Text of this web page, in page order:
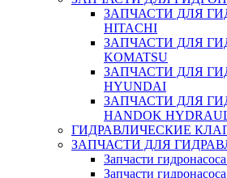
ЗАПЧАСТИ ДЛЯ
HITACHI
ЗАПЧАСТИ ДЛЯ
KOMATSU
ЗАПЧАСТИ ДЛЯ
HYUNDAI
ЗАПЧАСТИ ДЛЯ
HANDOK
ГИДРАВЛИЧЕСКИЕ
ЗАПЧАСТИ ДЛЯ
Запчасти
Запчасти